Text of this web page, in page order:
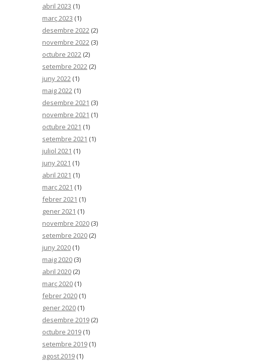
abril 2023 (1)
març 2023 (1)
desembre 2022 (2)
novembre 2022 (3)
octubre 2022 (2)
setembre 2022 (2)
juny 2022 (1)
maig 2022 (1)
desembre 2021 (3)
novembre 2021 (1)
octubre 2021 (1)
setembre 2021 (1)
juliol 2021 (1)
juny 2021 (1)
abril 2021 (1)
març 2021 (1)
febrer 2021 (1)
gener 2021 (1)
novembre 2020 (3)
setembre 2020 (2)
juny 2020 (1)
maig 2020 (3)
abril 2020 (2)
març 2020 (1)
febrer 2020 (1)
gener 2020 (1)
desembre 2019 (2)
octubre 2019 (1)
setembre 2019 (1)
agost 2019 (1)